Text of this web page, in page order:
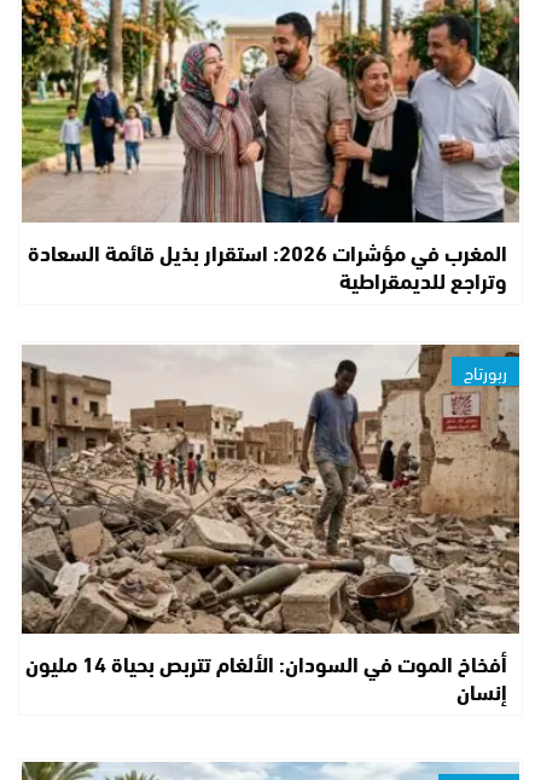
المغرب في مؤشرات 2026: استقرار بذيل قائمة السعادة
وتراجع للديمقراطية
ربورتاج
أفخاخ الموت في السودان: الألغام تتربص بحياة 14 مليون
إنسان